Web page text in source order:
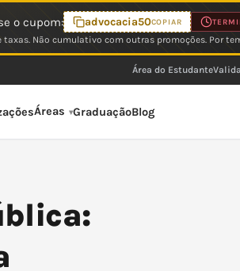
o cupom: advocacia50COPIAR
Não cumulativo com outras promoções. Por
Área do Estudante
Áreas GraduaçãoBlog